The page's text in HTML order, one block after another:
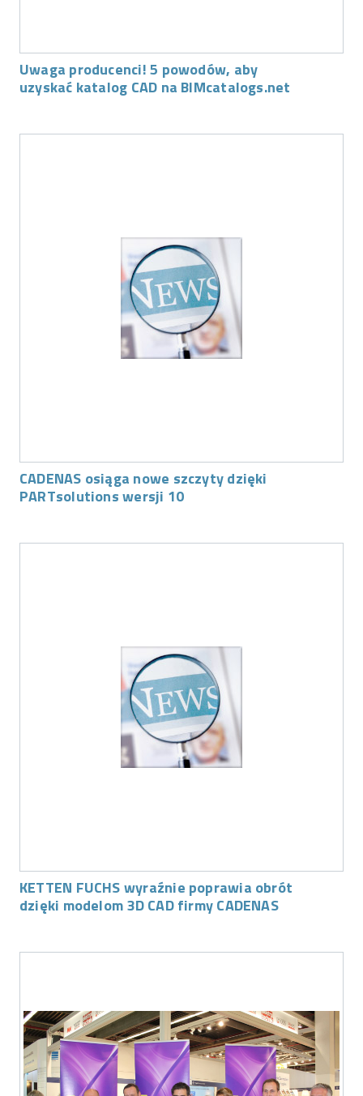
Uwaga producenci! 5 powodów, aby
uzyskać katalog CAD na BIMcatalogs.net
CADENAS osiąga nowe szczyty dzięki
PARTsolutions wersji 10
KETTEN FUCHS wyraźnie poprawia obrót
dzięki modelom 3D CAD firmy CADENAS